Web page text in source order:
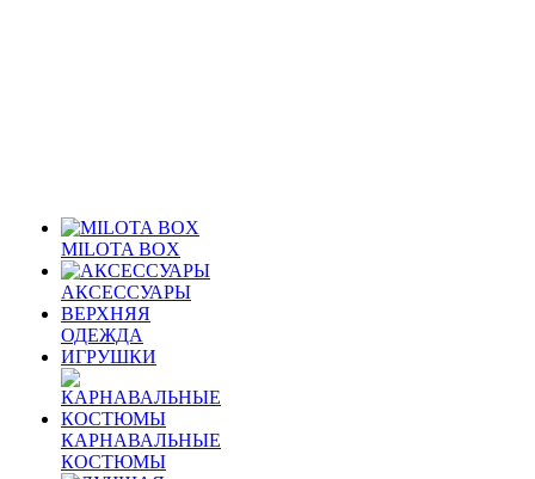
MILOTA BOX
АКСЕССУАРЫ
ВЕРХНЯЯ
ОДЕЖДА
ИГРУШКИ
КАРНАВАЛЬНЫЕ
КОСТЮМЫ